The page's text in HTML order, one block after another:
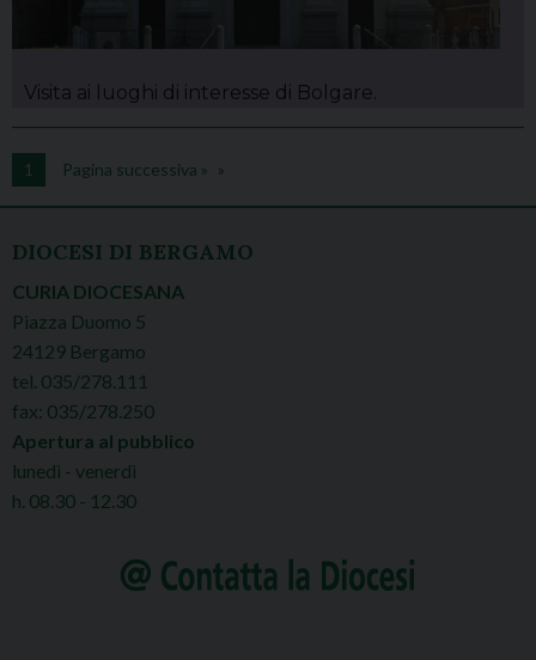
Visita ai luoghi di interesse di Bolgare.
1 Pagina successiva »
DIOCESI DI BERGAMO
CURIA DIOCESANA
Piazza Duomo 5
24129 Bergamo
tel. 035/278.111
fax: 035/278.250
Apertura al pubblico
lunedì - venerdì
h. 08.30 - 12.30